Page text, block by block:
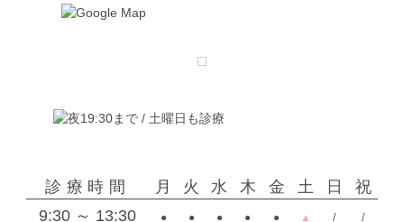
診療時間 月 火 水 木 金 土 日
祝
9:30 ～ 13:30
● ● ● ● ● ▲ / /